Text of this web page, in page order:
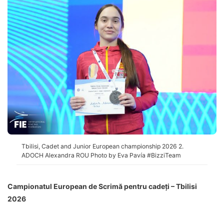
Tbilisi, Cadet and Junior European championship 2026 2.
ADOCH Alexandra ROU Photo by Eva Pavía #BizziTeam
Campionatul European de Scrimă pentru cadeți – Tbilisi
2026